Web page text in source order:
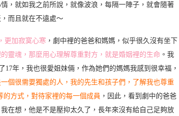
，就如我之前所說，就像波浪，每隔一陣子，就會隨著
而且就在不遠處～
更加寂寞心寒 ，劇中裡的爸爸和媽媽，似乎很久沒有坐下
靈魂，那麼用心理解尊重對方，就是婚姻裡的生命 。我
年，我也很愛姐妹倆，作為她們的媽媽我感到很幸福，
個很需要獨處的人，我的先生和孩子們，了解我也尊重
方式，對待家裡的每一個成員 ，因此，看到劇中的爸爸
在想，他是不是壓抑太久了，長年來沒有給自己足夠放